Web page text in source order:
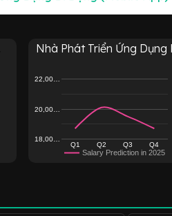
Nhà Phát Triển Ứng Dụng
Salary Prediction in 2025
Q1 Q2 Q3 Q4
18,00…
20,00…
22,00…